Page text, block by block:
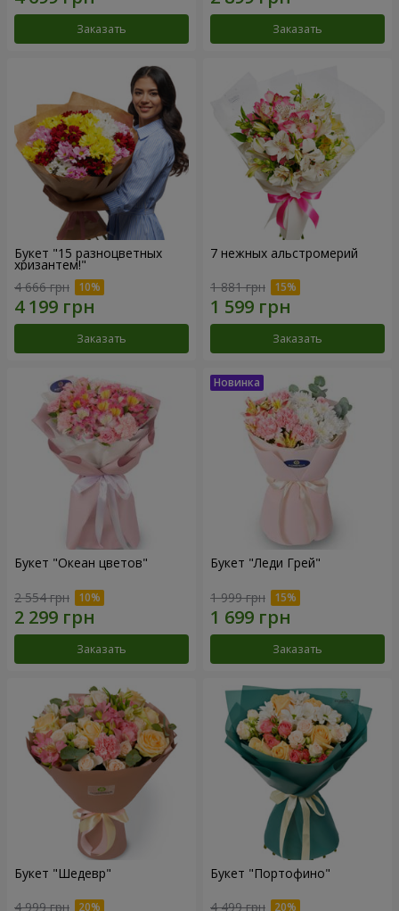
Заказать Заказать
Букет "15 разноцветных
хризантем!"
4 666 грн
Заказать
7 нежных альстромерий
1 881 грн
Заказать
Букет "Океан цветов"
2 554 грн
Заказать
Букет "Леди Грей"
1 999 грн
Заказать
Букет "Шедевр"
4 999 грн
Букет "Портофино"
4 499 грн